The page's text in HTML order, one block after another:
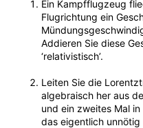
Ein Kampfflugzeug
Flugrichtung ein
Addieren Sie diese
‘relativistisch’.
Leiten Sie die
algebraisch her aus
und ein zweites Mal in
das eigentlich unnötig